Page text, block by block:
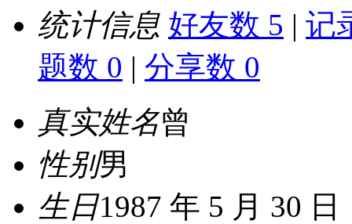
统计信息 好友数 5 | 记
题数 0 | 分享数 0
真实姓名曾
性别男
生日1987 年 5 月 30 日